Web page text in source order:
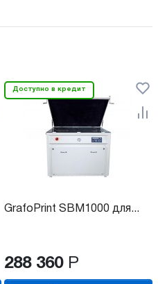
Доступно в кредит
GrafoPrint SBM1000 для...
288 360 Р